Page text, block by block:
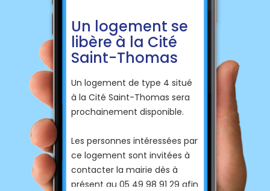
Un logement se
libère à la Cité
Saint-Thomas
Un logement de type 4 situé
à la Cité Saint-Thomas sera
prochainement disponible.
Les personnes intéressées par
ce logement sont invitées à
contacter la mairie dès à
présent au 05 49 98 91 29 afin